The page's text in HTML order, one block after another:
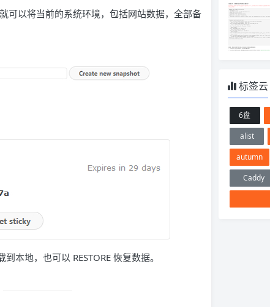
可以将当前的系统环境，包括网站数据，全部备
本地，也可以 RESTORE 恢复数据。
标签云
6盘
alist
autumn
Caddy